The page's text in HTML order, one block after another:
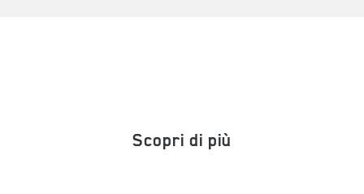
Scopri di più